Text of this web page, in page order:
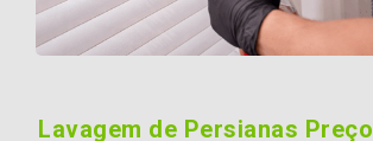
Lavagem de Persianas Preço